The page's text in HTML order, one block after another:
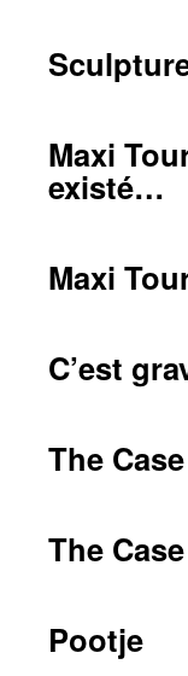
Maxi
existé…
Maxi
C’est
The
The
Pootje